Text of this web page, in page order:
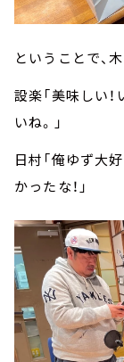
ということで、
設楽「美味しい
いね。」
日村「俺ゆず大
かったな！」